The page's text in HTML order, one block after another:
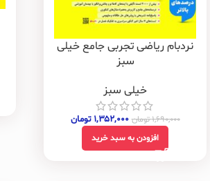
نردبام ریاضی تجربی جامع خیلی
سبز
خیلی سبز
۱,۶۹۰,۰۰۰تومان ۱,۳۵۲,۰۰۰ تومان
افزودن به سبد خرید